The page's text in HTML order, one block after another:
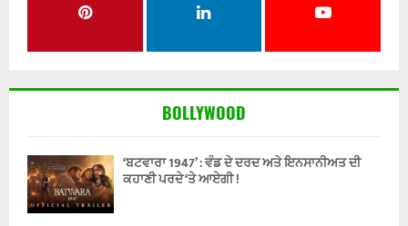
BOLLYWOOD
‘ਬਟਵਾਰਾ 1947’ : ਵੰਡ ਦੇ ਦਰਦ ਅਤੇ ਇਨਸਾਨੀਅਤ ਦੀ
ਕਹਾਣੀ ਪਰਦੇ ‘ਤੇ ਆਏਗੀ !